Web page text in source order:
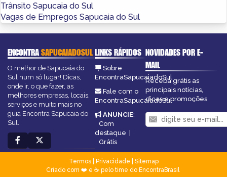
Trânsito Sapucaia do Sul
Vagas de Empregos Sapucaia do Sul
ENCONTRASAPUCAIADOSUL
O melhor de Sapucaia do
Sul num só lugar! Dicas,
onde ir, o que fazer, as
melhores empresas, locais,
serviços e muito mais no
guia Encontra Sapucaia do
Sul.
LINKS RÁPIDOS
Sobre
EncontraSapucaiadoSul
Fale com o
EncontraSapucaiadoSul
ANUNCIE:
Com
destaque
Grátis
NOVIDADES POR E-
MAIL
Receba grátis as
principais notícias,
dicas e promoções
Termos| Privacidade
Sitemap
Criado com ❤️ e ☕ pelo time do EncontraBrasil